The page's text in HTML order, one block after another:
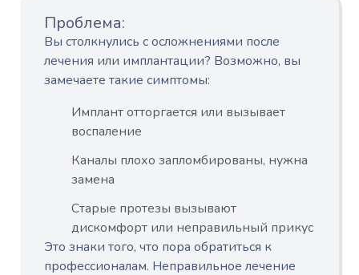
Проблема:
Вы столкнулись с осложнениями после
лечения или имплантации? Возможно, вы
замечаете такие симптомы:
Имплант отторгается или вызывает
воспаление
Каналы плохо запломбированы, нужна
замена
Старые протезы вызывают
дискомфорт или неправильный прикус
Это знаки того, что пора обратиться к
профессионалам. Неправильное лечение